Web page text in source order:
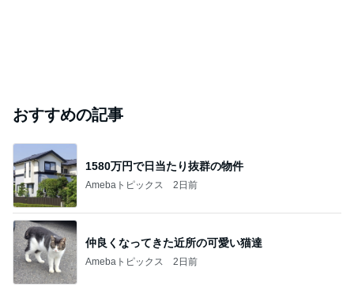
おすすめの記事
1580万円で日当たり抜群の物件
Amebaトピックス 2日前
仲良くなってきた近所の可愛い猫達
Amebaトピックス 2日前